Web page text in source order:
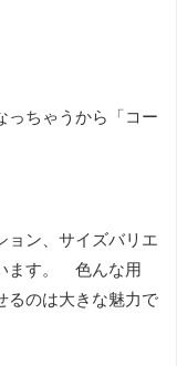
ちゃうから「コー
ョン、サイズバリエ
ます。 色んな用
るのは大きな魅力で